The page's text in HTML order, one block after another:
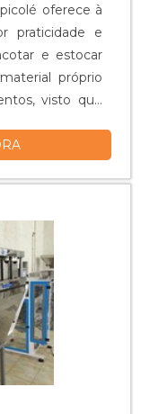
oferece à
praticidade e
e estocar
próprio
visto que
de vedação
dá ao pacote
isolame....